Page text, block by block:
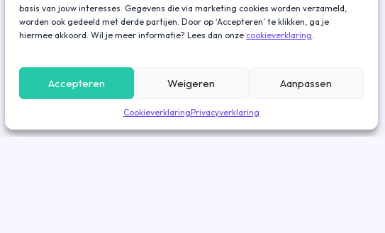
basis van jouw interesses. Gegevens die via marketing cookies worden verzameld,
worden ook gedeeld met derde partijen. Door op ‘Accepteren’ te klikken, ga je
hiermee akkoord. Wil je meer informatie? Lees dan onze cookieverklaring.
Accepteren Weigeren Aanpassen
CookieverklaringPrivacyverklaring